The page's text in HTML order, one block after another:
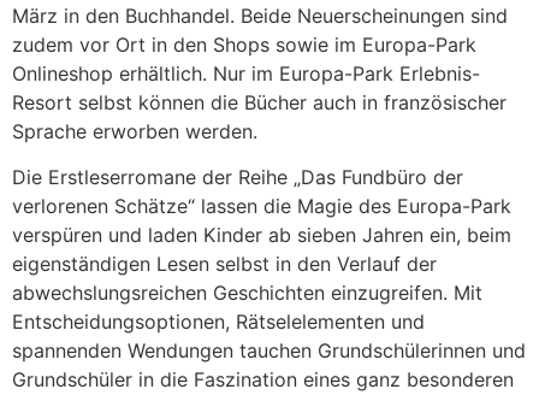
März in den Buchhandel. Beide Neuerscheinungen sind
zudem vor Ort in den Shops sowie im Europa-Park
Onlineshop erhältlich. Nur im Europa-Park Erlebnis-
Resort selbst können die Bücher auch in französischer
Sprache erworben werden.
Die Erstleserromane der Reihe „Das Fundbüro der
verlorenen Schätze“ lassen die Magie des Europa-Park
verspüren und laden Kinder ab sieben Jahren ein, beim
eigenständigen Lesen selbst in den Verlauf der
abwechslungsreichen Geschichten einzugreifen. Mit
Entscheidungsoptionen, Rätselelementen und
spannenden Wendungen tauchen Grundschülerinnen und
Grundschüler in die Faszination eines ganz besonderen